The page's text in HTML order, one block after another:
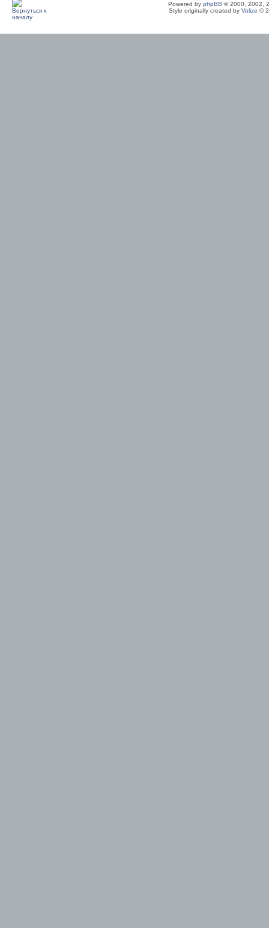
Powered by phpBB © 2000, 2002,
Style originally created by Volize ©